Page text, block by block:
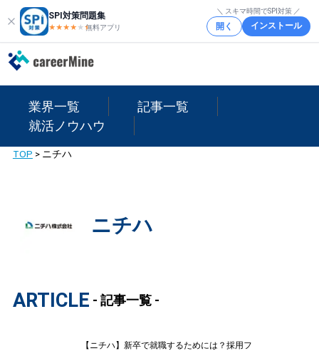
SPI対策問題集
★★★★ ★★
無料アプリ
＼ スキマ時間でSPI対策 ／
開く インストール
業界一覧
記事一覧
就活ノウハウ
TOP > ニチハ
ニチハ
ARTICLE - 記事一覧 -
【ニチハ】新卒で就職するためには？採用フ